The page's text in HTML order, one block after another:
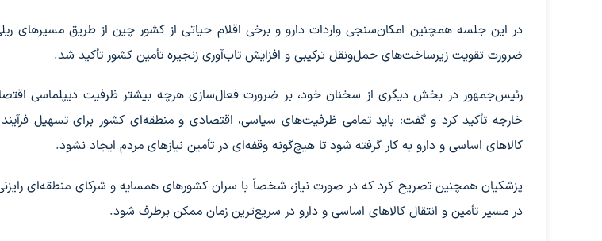
در این جلسه همچنین امکان‌سنجی واردات دارو و برخی اقلام حیاتی از کشور چین از طریق مسیرهای
ضرورت تقویت زیرساخت‌های حمل‌ونقل ترکیبی و افزایش تاب‌آوری زنجیره تأمین کشور تأکید شد.
رئیس‌جمهور در بخش دیگری از سخنان خود، بر ضرورت فعال‌سازی هرچه بیشتر ظرفیت دیپلماسی
خارجه تأکید کرد و گفت: باید تمامی ظرفیت‌های سیاسی، اقتصادی و منطقه‌ای کشور برای تسهیل
کالاهای اساسی و دارو به کار گرفته شود تا هیچ‌گونه وقفه‌ای در تأمین نیازهای مردم ایجاد نشود.
پزشکیان همچنین تصریح کرد که در صورت نیاز، شخصاً با سران کشورهای همسایه و شرکای منطقه‌ای
در مسیر تأمین و انتقال کالاهای اساسی و دارو در سریع‌ترین زمان ممکن برطرف شود.